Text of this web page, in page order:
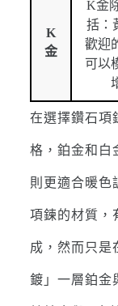
K
金
K金
括：
歡迎
可以
在選擇鑽石項
格，鉑金和白
則更適合暖色
項鍊的材質，
成，然而只是
鍍」一層鉑金